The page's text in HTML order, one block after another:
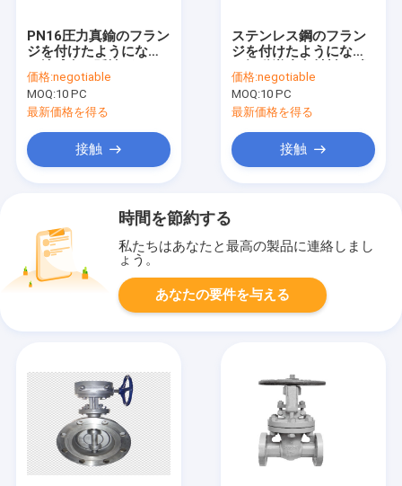
PN16圧力真鍮のフラン
ジを付けたようになっ
鉄の反腐食
価格:negotiable
MOQ:10 PC
最新価格を得る
接触
ステンレス鋼のフラン
ジを付けたようになっ
酸1.6/2.5/4.0Mpa
価格:negotiable
MOQ:10 PC
最新価格を得る
接触
時間を節約する
私たちはあなたと最高の製品に連絡しまし
ょう。
あなたの要件を与える